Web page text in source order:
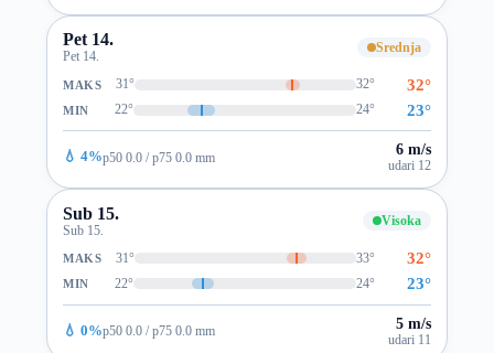
Pet 14.
Pet 14.
Srednja
MAKS 31° 32° 32°
MIN 22° 24° 23°
💧 4%p50 0.0 / p75 0.0 mm 6 m/s
udari 12
Sub 15.
Sub 15.
Visoka
MAKS 31° 33° 32°
MIN 22° 24° 23°
💧 0%p50 0.0 / p75 0.0 mm 5 m/s
udari 11